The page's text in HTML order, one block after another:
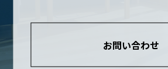
お問い合わせ